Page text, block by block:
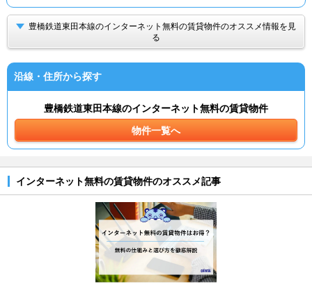
豊橋鉄道東田本線のインターネット無料の賃貸物件のオススメ情報を見
る
沿線・住所から探す
豊橋鉄道東田本線のインターネット無料の賃貸物件
物件一覧へ
インターネット無料の賃貸物件のオススメ記事